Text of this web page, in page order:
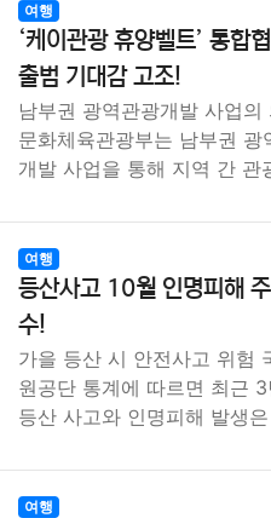
여행
‘케이관광 휴양벨트’ 통합
출범 기대감 고조!
남부권 광역관광개발 사업의
문화체육관광부는 남부권 광
개발 사업을 통해 지역 간 관
여행
등산사고 10월 인명피해
수!
가을 등산 시 안전사고 위험
원공단 통계에 따르면 최근
등산 사고와 인명피해 발생
여행